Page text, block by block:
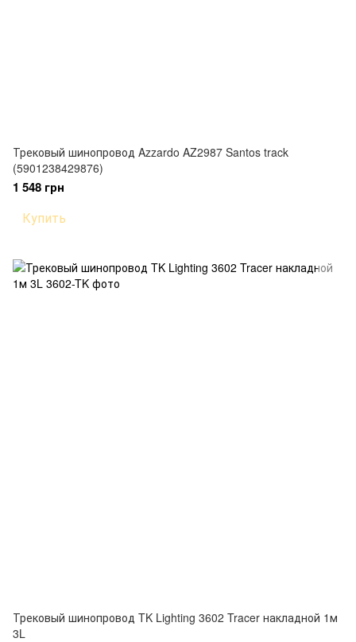
Трековый шинопровод Azzardo AZ2987 Santos track
(5901238429876)
1 548 грн
Купить
Трековый шинопровод TK Lighting 3602 Tracer накладной 1м
3L